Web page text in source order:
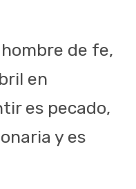
de fe,
en
es pecado,
y es